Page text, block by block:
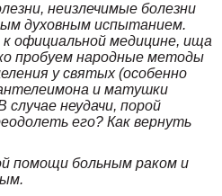
неизлечимые болезни
духовным испытанием.
официальной медицине, ища
пробуем народные методы
у святых (особенно
и матушки
неудачи, порой
его? Как вернуть
помощи больным раком и